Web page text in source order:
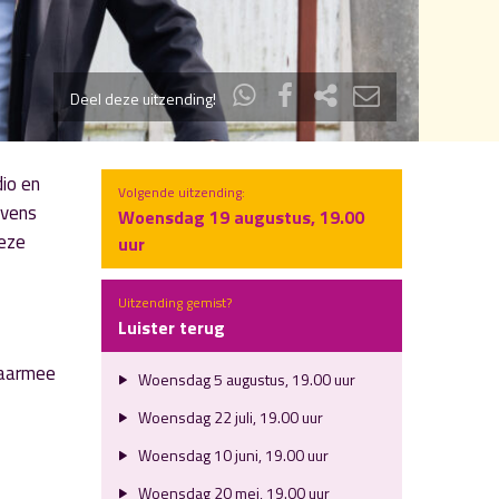
Deel deze uitzending!
en
Volgende uitzending:
Woensdag 19 augustus, 19.00
uur
Uitzending gemist?
Luister terug
Woensdag 5 augustus, 19.00 uur
Woensdag 22 juli, 19.00 uur
Woensdag 10 juni, 19.00 uur
Woensdag 20 mei, 19.00 uur